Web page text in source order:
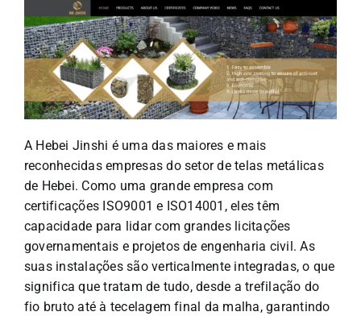
A Hebei Jinshi é uma das maiores e mais
reconhecidas empresas do setor de telas metálicas
de Hebei. Como uma grande empresa com
certificações ISO9001 e ISO14001, eles têm
capacidade para lidar com grandes licitações
governamentais e projetos de engenharia civil. As
suas instalações são verticalmente integradas, o que
significa que tratam de tudo, desde a trefilação do
fio bruto até à tecelagem final da malha, garantindo